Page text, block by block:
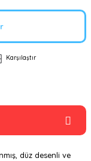
Karşılaştır
düz desenli ve